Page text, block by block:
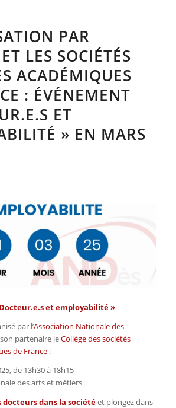
PAR
LES SOCIÉTÉS
ACADÉMIQUES
: ÉVÉNEMENT
ET
» EN MARS
Docteur.e.s et employabilité »
par l’Association Nationale des
partenaire leCollège des sociétés
de France:
de 13h30 à 18h15
des arts et métiers
docteurs dans la sociétéet plongez dans